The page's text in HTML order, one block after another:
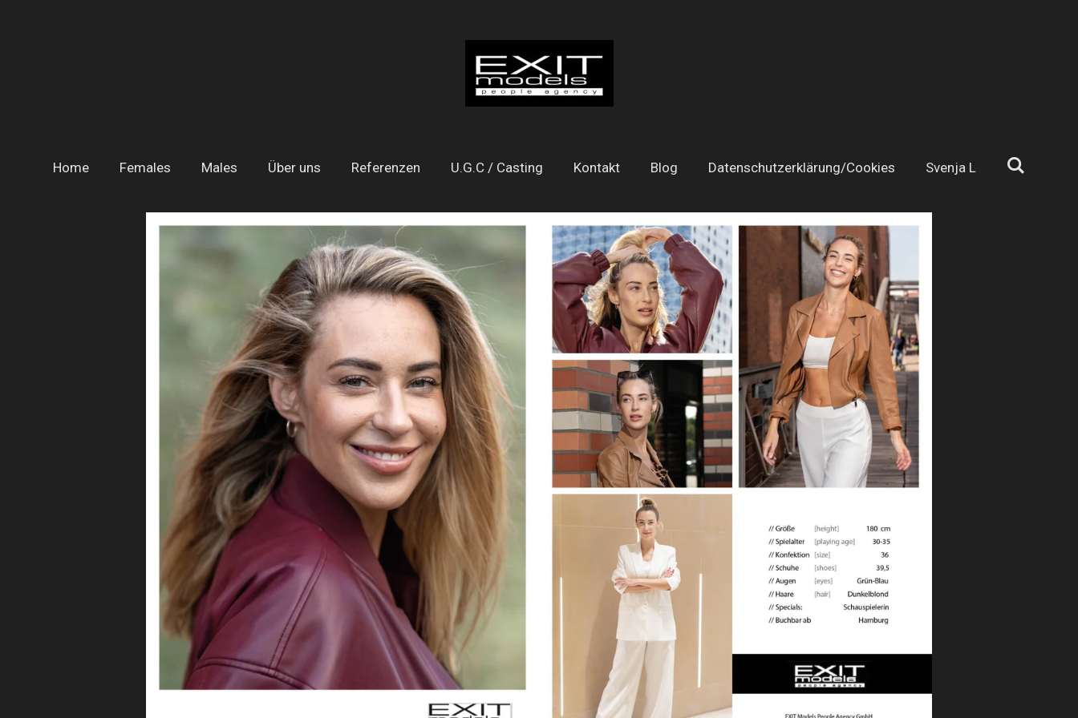
Home Females Males Über uns Referenzen U.G.C / Casting Kontakt Blog Datenschutzerklärung/Cookies Svenja L